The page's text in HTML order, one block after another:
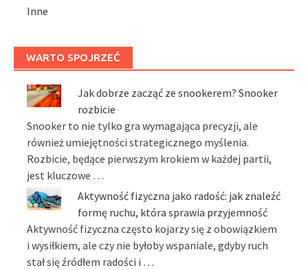
Inne
WARTO SPOJRZEĆ
Jak dobrze zacząć ze snookerem? Snooker
rozbicie
Snooker to nie tylko gra wymagająca precyzji, ale
również umiejętności strategicznego myślenia.
Rozbicie, będące pierwszym krokiem w każdej partii,
jest kluczowe …
Aktywność fizyczna jako radość: jak znaleźć
formę ruchu, która sprawia przyjemność
Aktywność fizyczna często kojarzy się z obowiązkiem
i wysiłkiem, ale czy nie byłoby wspaniale, gdyby ruch
stał się źródłem radości i …